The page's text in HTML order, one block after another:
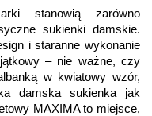
stanowią zarówno
sukienki damskie.
i staranne wykonanie
– nie ważne, czy
w kwiatowy wzór,
damska sukienka jak
MAXIMA to miejsce,